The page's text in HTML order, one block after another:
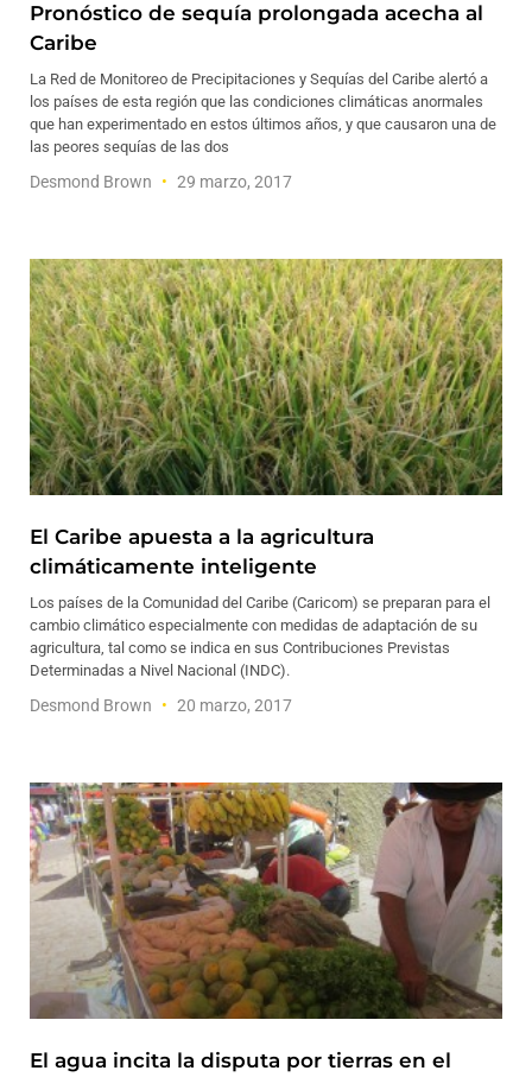
Pronóstico de sequía prolongada acecha al
Caribe
La Red de Monitoreo de Precipitaciones y Sequías del Caribe alertó a
los países de esta región que las condiciones climáticas anormales
que han experimentado en estos últimos años, y que causaron una de
las peores sequías de las dos
Desmond Brown 29 marzo, 2017
El Caribe apuesta a la agricultura
climáticamente inteligente
Los países de la Comunidad del Caribe (Caricom) se preparan para el
cambio climático especialmente con medidas de adaptación de su
agricultura, tal como se indica en sus Contribuciones Previstas
Determinadas a Nivel Nacional (INDC).
Desmond Brown 20 marzo, 2017
El agua incita la disputa por tierras en el